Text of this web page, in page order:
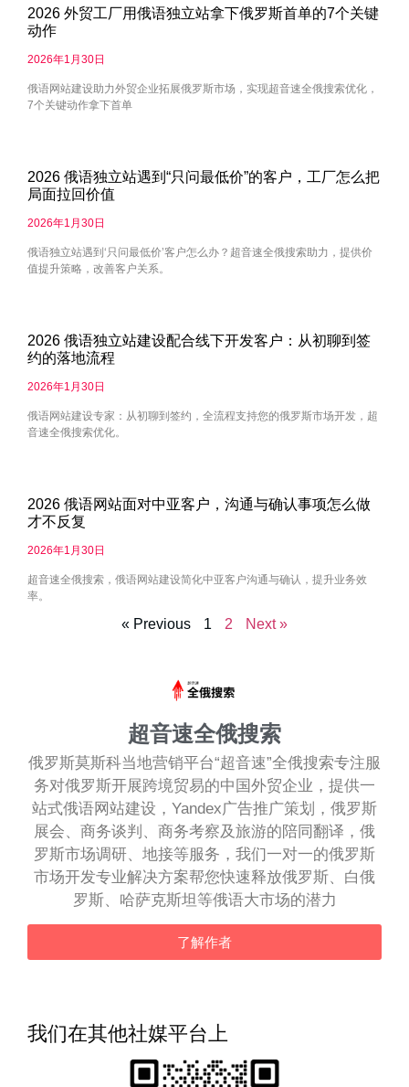
2026 外贸工厂用俄语独立站拿下俄罗斯首单的7个关键
动作
2026年1月30日
俄语网站建设助力外贸企业拓展俄罗斯市场，实现超音速全俄搜索优化，
7个关键动作拿下首单
2026 俄语独立站遇到“只问最低价”的客户，工厂怎么把
局面拉回价值
2026年1月30日
俄语独立站遇到‘只问最低价’客户怎么办？超音速全俄搜索助力，提供价
值提升策略，改善客户关系。
2026 俄语独立站建设配合线下开发客户：从初聊到签
约的落地流程
2026年1月30日
俄语网站建设专家：从初聊到签约，全流程支持您的俄罗斯市场开发，超
音速全俄搜索优化。
2026 俄语网站面对中亚客户，沟通与确认事项怎么做
才不反复
2026年1月30日
超音速全俄搜索，俄语网站建设简化中亚客户沟通与确认，提升业务效
率。
« Previous 1 2 Next »
超音速全俄搜索
俄罗斯莫斯科当地营销平台“超音速”全俄搜索专注服
务对俄罗斯开展跨境贸易的中国外贸企业，提供一
站式俄语网站建设，Yandex广告推广策划，俄罗斯
展会、商务谈判、商务考察及旅游的陪同翻译，俄
罗斯市场调研、地接等服务，我们一对一的俄罗斯
市场开发专业解决方案帮您快速释放俄罗斯、白俄
罗斯、哈萨克斯坦等俄语大市场的潜力
了解作者
我们在其他社媒平台上